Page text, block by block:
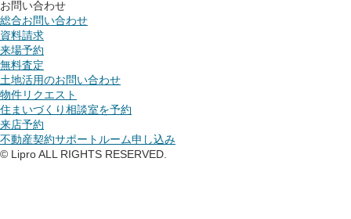
お問い合わせ
総合お問い合わせ
資料請求
来場予約
無料査定
土地活用のお問い合わせ
物件リクエスト
住まいづくり相談室を予約
来店予約
不動産契約サポートルーム申し込み
© Lipro ALL RIGHTS RESERVED.